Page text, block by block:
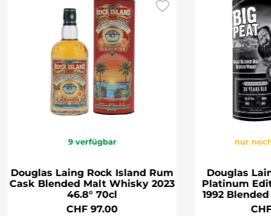
9 verfügbar
Douglas Laing Rock Island Rum
Cask Blended Malt Whisky 2023
46.8° 70cl
CHF 97.00
nur
Douglas
Platinum
1992 Blended